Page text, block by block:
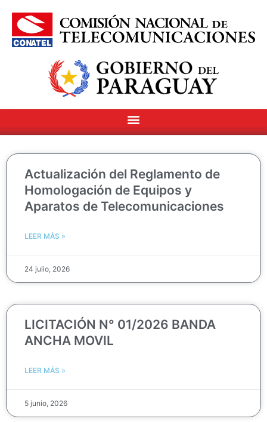
Actualización del Reglamento de
Homologación de Equipos y
Aparatos de Telecomunicaciones
LEER MÁS »
24 julio, 2026
LICITACIÓN N° 01/2026 BANDA
ANCHA MOVIL
LEER MÁS »
5 junio, 2026